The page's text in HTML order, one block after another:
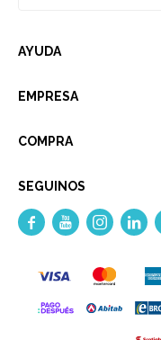
AYUDA
EMPRESA
COMPRA
SEGUINOS
   